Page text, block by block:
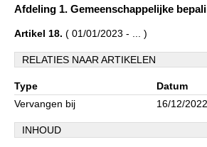
Afdeling 1. Gemeenschappelijke
Artikel 18. ( 01/01/2023 - ... )
RELATIES NAAR ARTIKELEN
Type Datum
Vervangen bij
16/12/2022
INHOUD